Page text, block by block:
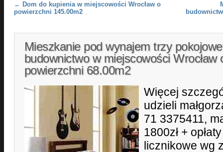
Post navigation
← Dom do kupienia w miejscowości Wrocław o
powierzchni 145.00m2
Mieszkanie pod wynajem trzy
budownictwo w miejscowości Wrocław
powierzchni 68.00m2
Więcej
udzieli
71 3375411,
1800zł +
licznikowe wg